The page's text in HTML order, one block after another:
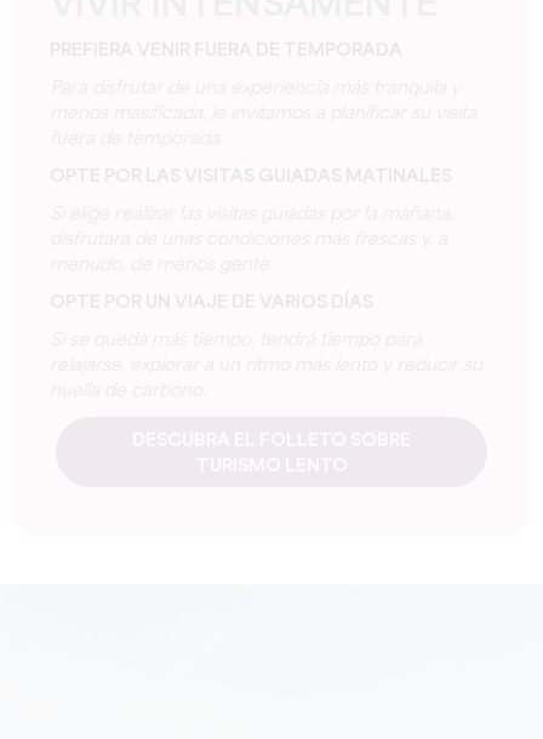
PREFIERA VENIR FUERA DE TEMPORADA
Para disfrutar de una experiencia más tranquila y
menos masificada, le invitamos a planificar su visita
fuera de temporada.
OPTE POR LAS VISITAS GUIADAS MATINALES
Si elige realizar las visitas guiadas por la mañana,
disfrutará de unas condiciones más frescas y, a
menudo, de menos gente.
OPTE POR UN VIAJE DE VARIOS DÍAS
Si se queda más tiempo, tendrá tiempo para
relajarse, explorar a un ritmo más lento y reducir su
huella de carbono.